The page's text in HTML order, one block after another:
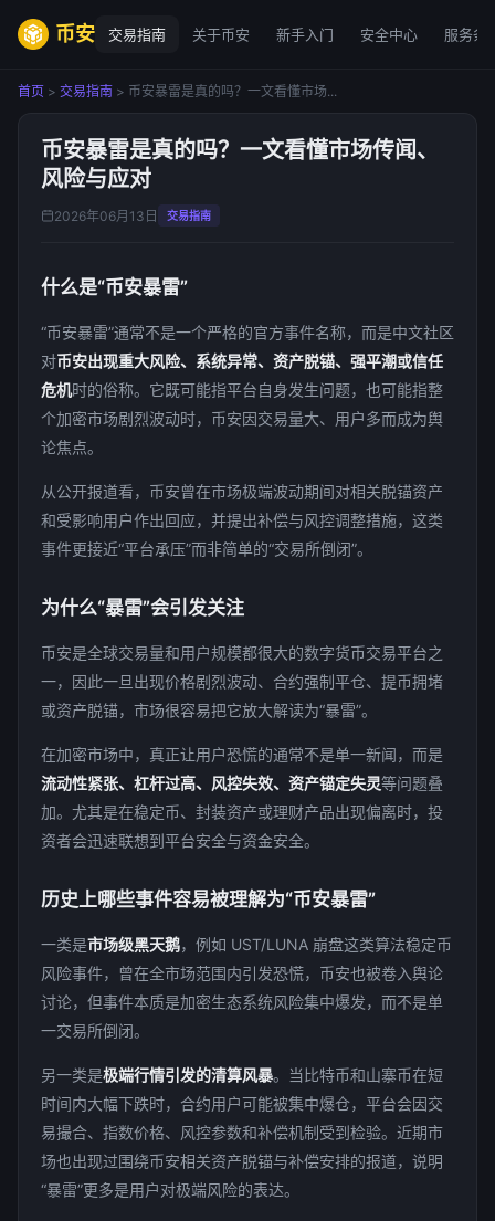
币安 交易指南 关于币安 新手入门 安全中心 服务条
首页 > 交易指南 > 币安暴雷是真的吗？一文看懂市场...
币安暴雷是真的吗？一文看懂市场传闻、
风险与应对
2026年06月13日 交易指南
什么是“币安暴雷”
“币安暴雷”通常不是一个严格的官方事件名称，而是中文社区
对币安出现重大风险、系统异常、资产脱锚、强平潮或信任
危机时的俗称。它既可能指平台自身发生问题，也可能指整
个加密市场剧烈波动时，币安因交易量大、用户多而成为舆
论焦点。
从公开报道看，币安曾在市场极端波动期间对相关脱锚资产
和受影响用户作出回应，并提出补偿与风控调整措施，这类
事件更接近“平台承压”而非简单的“交易所倒闭”。
为什么“暴雷”会引发关注
币安是全球交易量和用户规模都很大的数字货币交易平台之
一，因此一旦出现价格剧烈波动、合约强制平仓、提币拥堵
或资产脱锚，市场很容易把它放大解读为“暴雷”。
在加密市场中，真正让用户恐慌的通常不是单一新闻，而是
流动性紧张、杠杆过高、风控失效、资产锚定失灵等问题叠
加。尤其是在稳定币、封装资产或理财产品出现偏离时，投
资者会迅速联想到平台安全与资金安全。
历史上哪些事件容易被理解为“币安暴雷”
一类是市场级黑天鹅，例如 UST/LUNA 崩盘这类算法稳定币
风险事件，曾在全市场范围内引发恐慌，币安也被卷入舆论
讨论，但事件本质是加密生态系统风险集中爆发，而不是单
一交易所倒闭。
另一类是极端行情引发的清算风暴。当比特币和山寨币在短
时间内大幅下跌时，合约用户可能被集中爆仓，平台会因交
易撮合、指数价格、风控参数和补偿机制受到检验。近期市
场也出现过围绕币安相关资产脱锚与补偿安排的报道，说明
“暴雷”更多是用户对极端风险的表达。